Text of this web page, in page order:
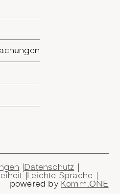
Datenschutz
Leichte Sprache
powered by Komm.ONE